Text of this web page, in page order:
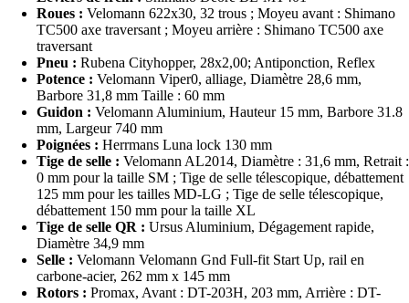
Roues : Velomann 622x30, 32 trous ; Moyeu avant : Shimano
TC500 axe traversant ; Moyeu arrière : Shimano TC500 axe
traversant
Pneu : Rubena Cityhopper, 28x2,00; Antiponction, Reflex
Potence : Velomann Viper0, alliage, Diamètre 28,6 mm,
Barbore 31,8 mm Taille : 60 mm
Guidon : Velomann Aluminium, Hauteur 15 mm, Barbore 31.8
mm, Largeur 740 mm
Poignées : Herrmans Luna lock 130 mm
Tige de selle : Velomann AL2014, Diamètre : 31,6 mm, Retrait :
0 mm pour la taille SM ; Tige de selle télescopique, débattement
125 mm pour les tailles MD-LG ; Tige de selle télescopique,
débattement 150 mm pour la taille XL
Tige de selle QR : Ursus Aluminium, Dégagement rapide,
Diamètre 34,9 mm
Selle : Velomann Velomann Gnd Full-fit Start Up, rail en
carbone-acier, 262 mm x 145 mm
Rotors : Promax, Avant : DT-203H, 203 mm, Arrière : DT-